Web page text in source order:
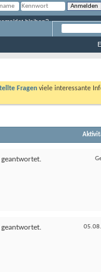
bleiben?
Fragen viele interessante
geantwortet.
geantwortet.